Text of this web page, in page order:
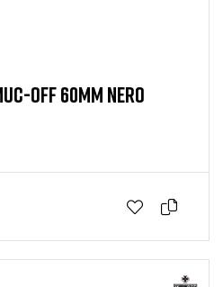
OFF 60MM NERO